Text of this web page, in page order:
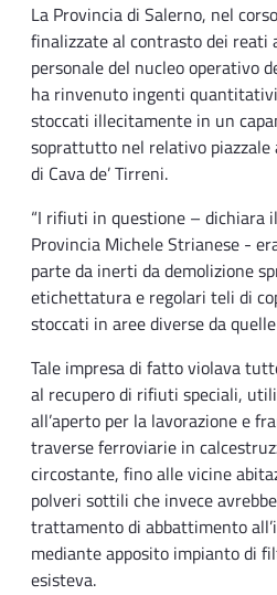
La Provincia di Salerno, nel
finalizzate al contrasto dei reati
personale del nucleo operativo
ha rinvenuto ingenti
stoccati illecitamente in un
soprattutto nel relativo
di Cava de’ Tirreni.
“I rifiuti in questione – dichiara
Provincia Michele Strianese -
parte da inerti da demolizione
etichettatura e regolari teli di
stoccati in aree diverse da
Tale impresa di fatto violava
al recupero di rifiuti speciali,
all’aperto per la lavorazione e
traverse ferroviarie in
circostante, fino alle vicine
polveri sottili che invece
trattamento di abbattimento
mediante apposito impianto di
esisteva.